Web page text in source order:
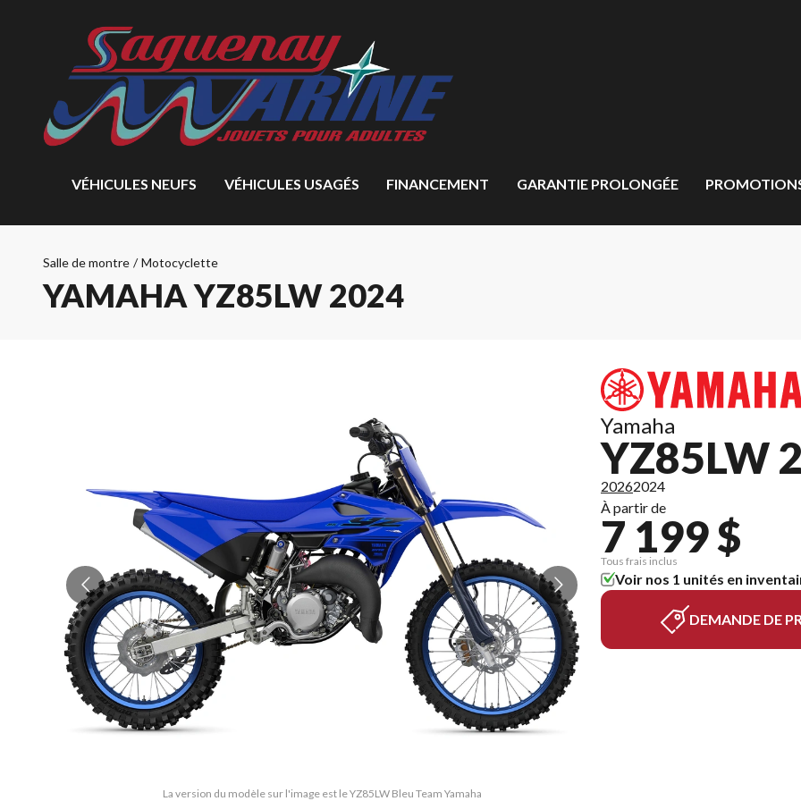
VÉHICULES NEUFS VÉHICULES USAGÉS FINANCEMENT GARANTIE PROLONGÉE
Salle de montre / Motocyclette
YAMAHA YZ85LW 2024
La version du modèle sur l'image est le YZ85LW Bleu Team Yamaha
Yamaha
YZ85LW
20262024
À partir de
7 199 $
Tous frais inclus
Voir nos 1 unités en
DEMANDE DE